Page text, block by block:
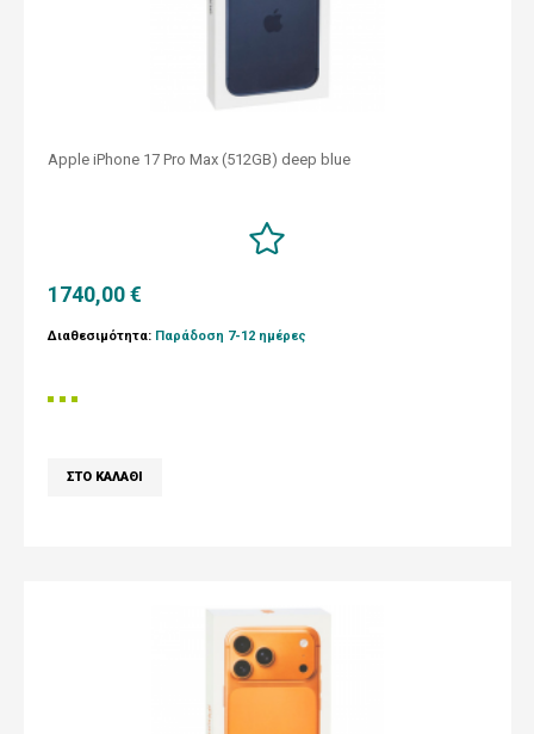
Apple iPhone 17 Pro Max (512GB) deep blue
1740,00 €
Διαθεσιμότητα: Παράδοση 7-12 ημέρες